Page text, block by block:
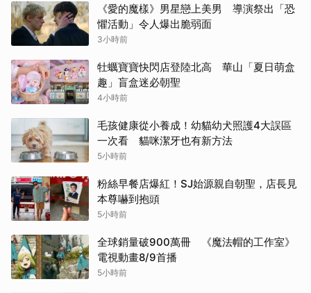
《愛的魔樣》男星戀上美男 導演祭出「恐
懼活動」令人爆出脆弱面
3小時前
牡蠣寶寶快閃店登陸北高 華山「夏日萌盒
趣」盲盒迷必朝聖
4小時前
毛孩健康從小養成！幼貓幼犬照護4大誤區
一次看 貓咪潔牙也有新方法
5小時前
粉絲早餐店爆紅！SJ始源親自朝聖，店長見
本尊嚇到抱頭
5小時前
全球銷量破900萬冊 《魔法帽的工作室》
電視動畫8/9首播
5小時前